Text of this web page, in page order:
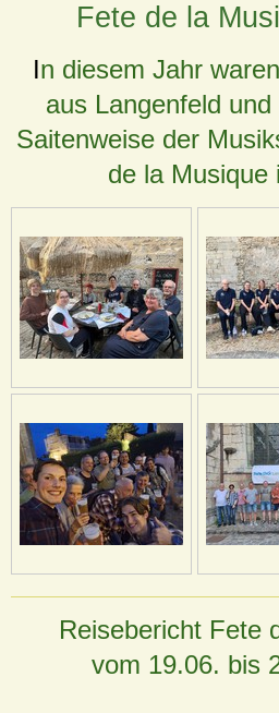
Fete de la
In diesem Jahr
aus Langenfeld
Saitenweise der
de la Musique
Reisebericht Fete
vom 19.06. bis